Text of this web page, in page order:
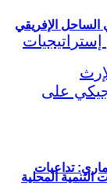
التنمية المحلية
الساحل الإفريقي
تداعيات